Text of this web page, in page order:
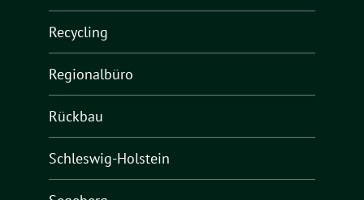
Recycling
Regionalbüro
Rückbau
Schleswig-Holstein